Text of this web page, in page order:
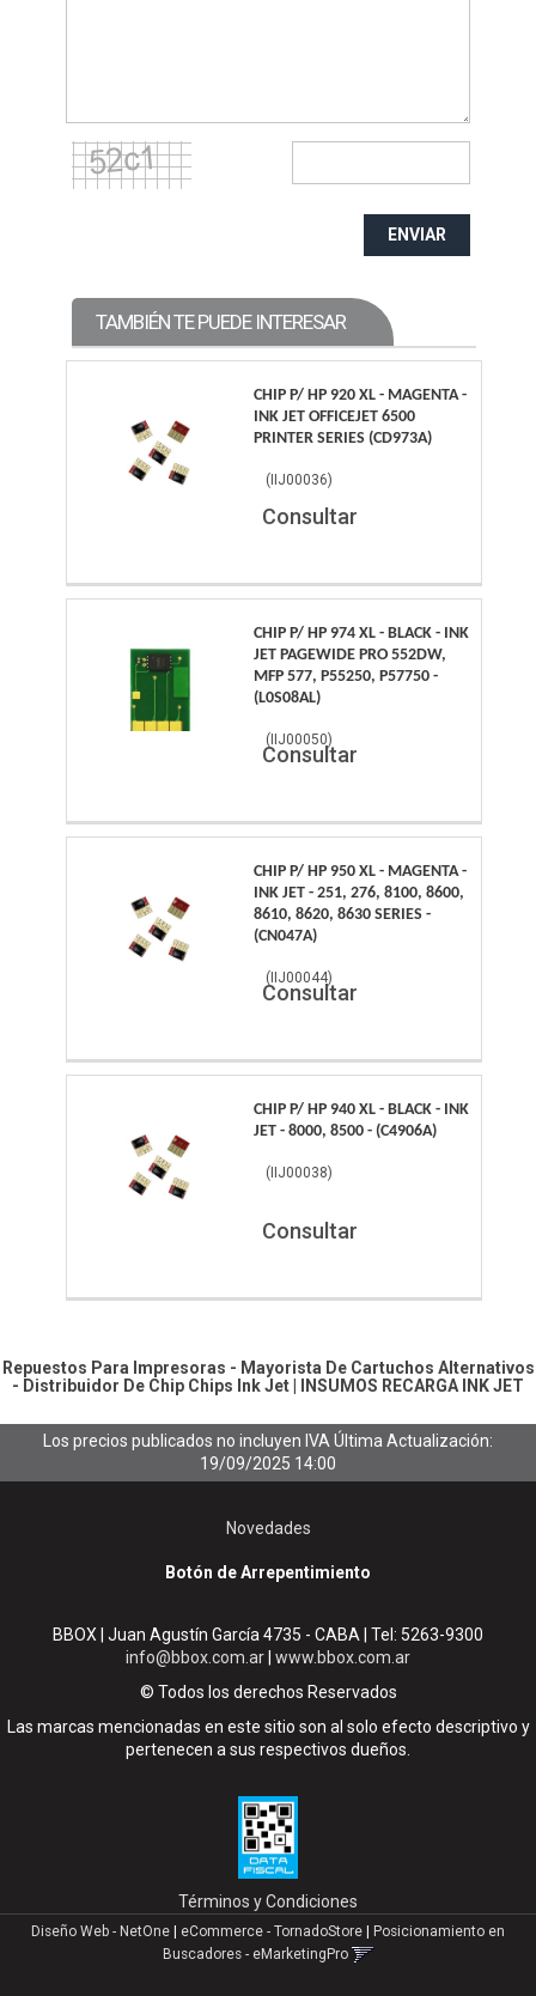
ENVIAR
TAMBIÉN TE PUEDE INTERESAR
CHIP P/ HP 920 XL - MAGENTA -
INK JET OFFICEJET 6500
PRINTER SERIES (CD973A)
( IIJ00036)
Consultar
CHIP P/ HP 974 XL - BLACK - INK
JET PAGEWIDE PRO 552DW,
MFP 577, P55250, P57750 -
(L0S08AL)
( IIJ00050)
Consultar
CHIP P/ HP 950 XL - MAGENTA -
INK JET - 251, 276, 8100, 8600,
8610, 8620, 8630 SERIES -
(CN047A)
( IIJ00044)
Consultar
CHIP P/ HP 940 XL - BLACK - INK
JET - 8000, 8500 - (C4906A)
( IIJ00038)
Consultar
Repuestos Para Impresoras - Mayorista De Cartuchos Alternativos
- Distribuidor De Chip Chips Ink Jet INSUMOS RECARGA INK JET
Los precios publicados no incluyen IVAÚltima Actualización:
19/09/2025 14:00
Novedades
Botón de Arrepentimiento
BBOX | Juan Agustín García 4735 - CABA | Tel: 5263-9300
info@bbox.com.ar www.bbox.com.ar
© Todos los derechos Reservados
Las marcas mencionadas en este sitio son al solo efecto descriptivo y
pertenecen a sus respectivos dueños.
Términos y Condiciones
Diseño Web - NetOne | eCommerce - TornadoStore | Posicionamiento en
Buscadores - eMarketingPro